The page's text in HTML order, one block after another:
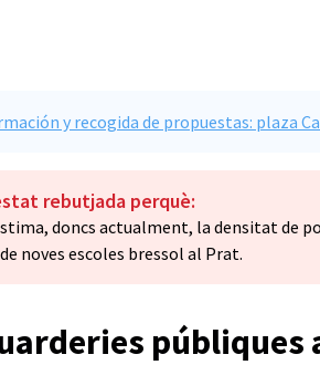
y recogida de propuestas: plaza
rebutjada perquè:
doncs actualment, la densitat de
noves escoles bressol al Prat.
públiques